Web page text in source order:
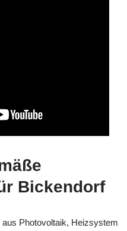
Bickendorf
Photovoltaik, Heizsystem